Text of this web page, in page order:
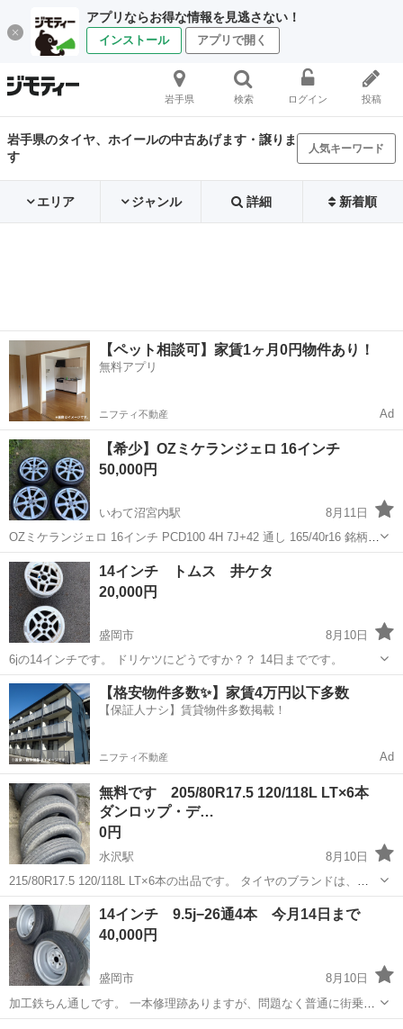
アプリならお得な情報を見逃さない！
インストール アプリで開く
岩手県 検索 ログイン 投稿
岩手県のタイヤ、ホイールの中古あげます・譲りま
す
人気キーワード
エリア ジャンル 詳細 新着順
【ペット相談可】家賃1ヶ月0円物件あり！
無料アプリ
ニフティ不動産 Ad
【希少】OZミケランジェロ 16インチ
50,000円
いわて沼宮内駅
8月11日
OZミケランジェロ 16インチ PCD100 4H 7J+42 通し 165/40r16 銘柄ア
プタニー 走行1000キロ未満 2本干渉傷有 クラック無 歪み無 エア漏れ
無 そのまま履けます
岩手 岩手郡 いわて沼宮内駅 タイヤ、ホイール
14インチ トムス 井ケタ
20,000円
盛岡市
8月10日
6jの14インチです。 ドリケツにどうですか？？ 14日までです。
岩手 盛岡市 タイヤ、ホイール
【格安物件多数✨】家賃4万円以下多数
【保証人ナシ】賃貸物件多数掲載！
ニフティ不動産 Ad
無料です 205/80R17.5 120/118L LT×6本
ダンロップ・デ…
0円
水沢駅
8月10日
215/80R17.5 120/118L LT×6本の出品です。 タイヤのブランドは、ダ
ンロップ・デュラビス R205。 製造年は2018年製造です。 残り溝はま
だまだあります。 ブロックが欠けている部分がございま...
岩手 奥州市 水沢駅 タイヤ、ホイール
14インチ 9.5j−26通4本 今月14日まで
40,000円
盛岡市
8月10日
加工鉄ちん通しです。 一本修理跡ありますが、問題なく普通に街乗り
で履いて走ってました。 かなり深リムなのでご理解いただけるかたよ